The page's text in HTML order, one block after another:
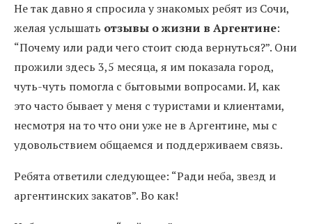
Не так давно я спросила у знакомых ребят из Сочи,
желая услышать отзывы о жизни в Аргентине:
“Почему или ради чего стоит сюда вернуться?”. Они
прожили здесь 3,5 месяца, я им показала город,
чуть-чуть помогла с бытовыми вопросами. И, как
это часто бывает у меня с туристами и клиентами,
несмотря на то что они уже не в Аргентине, мы с
удовольствием общаемся и поддерживаем связь.
Ребята ответили следующее: “Ради неба, звезд и
аргентинских закатов”. Во как!